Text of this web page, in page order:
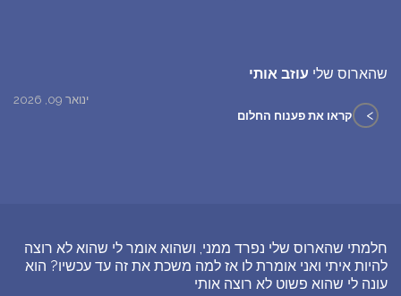
שהארוס שלי עוזב אותי
ינואר 09, 2026
> קראו את פענוח החלום
חלמתי שהארוס שלי נפרד ממני, ושהוא אומר לי שהוא לא רוצה
להיות איתי ואני אומרת לו אז למה משכת את זה עד עכשיו? הוא
עונה לי שהוא פשוט לא רוצה אותי